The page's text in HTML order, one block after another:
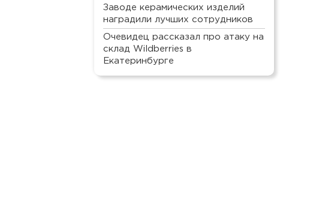
Заводе керамических изделий
наградили лучших сотрудников
Очевидец рассказал про атаку на
склад Wildberries в
Екатеринбурге